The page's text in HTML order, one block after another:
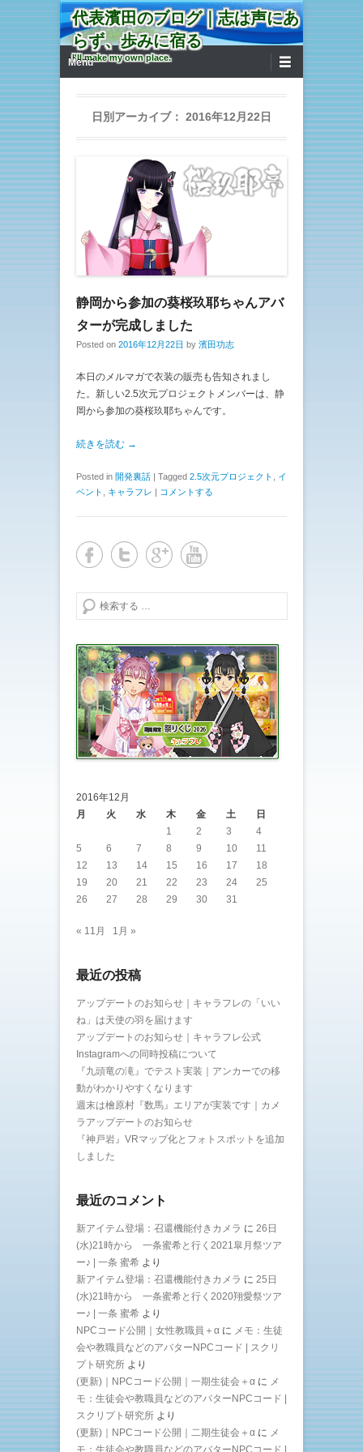
代表濱田のブログ｜志は声にあ
らず、歩みに宿る
I'll make my own place.
第1メニュー
コンテンツへ移動
Menu
日別アーカイブ： 2016年12月22日
静岡から参加の葵桜玖耶ちゃんアバ
ターが完成しました
Posted on 2016年12月22日 by 濱田功志
本日のメルマガで衣装の販売も告知されまし
た。新しい2.5次元プロジェクトメンバーは、静
岡から参加の葵桜玖耶ちゃんです。
続きを読む →
Posted in 開発裏話 | Tagged 2.5次元プロジェクト
イ
ベント
キャラフレ | コメントする
検索する
2016年12月
月
火 水 木 金 土
日
1
2 3
4
5
6 7 8 9 10
11
12
13 14 15 16 17
18
19
20 21 22 23 24
25
26
27 28 29 30 31
« 11月 1月 »
最近の投稿
アップデートのお知らせ｜キャラフレの「いい
ね」は天使の羽を届けます
アップデートのお知らせ｜キャラフレ公式
Instagramへの同時投稿について
『九頭竜の滝』でテスト実装｜アンカーでの移
動がわかりやすくなります
週末は檜原村『数馬』エリアが実装です｜カメ
ラアップデートのお知らせ
『神戸岩』VRマップ化とフォトスポットを追加
しました
最近のコメント
新アイテム登場：召還機能付きカメラ に 26日
(水)21時から 一条蜜希と行く2021皐月祭ツア
ー♪ | 一条 蜜希 より
新アイテム登場：召還機能付きカメラ に 25日
(水)21時から 一条蜜希と行く2020翔愛祭ツア
ー♪ | 一条 蜜希 より
NPCコード公開｜女性教職員＋α に メモ：生徒
会や教職員などのアバターNPCコード | スクリ
プト研究所 より
(更新)｜NPCコード公開｜一期生徒会＋α に メ
モ：生徒会や教職員などのアバターNPCコード |
スクリプト研究所 より
(更新)｜NPCコード公開｜二期生徒会＋α に メ
モ：生徒会や教職員などのアバターNPCコード |